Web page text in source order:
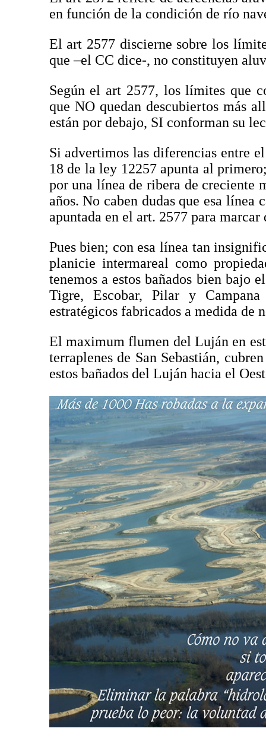
en función de la condición de río
El art 2577 discierne sobre los
que –el CC dice-, no constituyen
Según el art 2577, los límites que
que NO quedan descubiertos más
están por debajo, SI conforman su
Si advertimos las diferencias entre
18 de la ley 12257 apunta al
por una línea de ribera de creciente
años. No caben dudas que esa línea
apuntada en el art. 2577 para
Pues bien; con esa línea tan
planicie intermareal como
tenemos a estos bañados bien bajo
Tigre, Escobar, Pilar y
estratégicos fabricados a medida de
El maximum flumen del Luján en
terraplenes de San Sebastián,
estos bañados del Luján hacia el